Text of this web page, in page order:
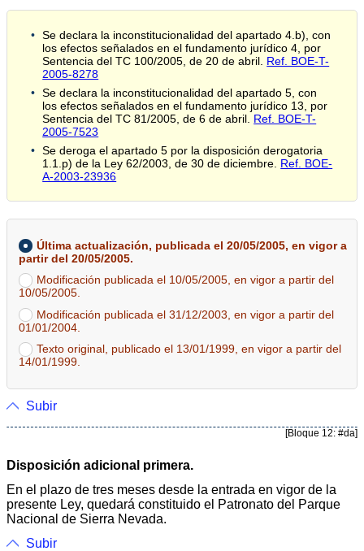
Se declara la inconstitucionalidad del apartado 4.b), con
los efectos señalados en el fundamento jurídico 4, por
Sentencia del TC 100/2005, de 20 de abril. Ref. BOE-T-
2005-8278
Se declara la inconstitucionalidad del apartado 5, con
los efectos señalados en el fundamento jurídico 13, por
Sentencia del TC 81/2005, de 6 de abril. Ref. BOE-T-
2005-7523
Se deroga el apartado 5 por la disposición derogatoria
1.1.p) de la Ley 62/2003, de 30 de diciembre. Ref. BOE-
A-2003-23936
Última actualización, publicada el 20/05/2005, en vigor a
partir del 20/05/2005.
Modificación publicada el 10/05/2005, en vigor a partir del
10/05/2005.
Modificación publicada el 31/12/2003, en vigor a partir del
01/01/2004.
Texto original, publicado el 13/01/1999, en vigor a partir del
14/01/1999.
Subir
[Bloque 12: #da]
Disposición adicional primera.
En el plazo de tres meses desde la entrada en vigor de la
presente Ley, quedará constituido el Patronato del Parque
Nacional de Sierra Nevada.
Subir